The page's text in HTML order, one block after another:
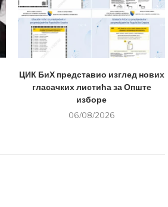
ЦИК БиХ представио изглед нових
гласачких листића за Опште
изборе
06/08/2026